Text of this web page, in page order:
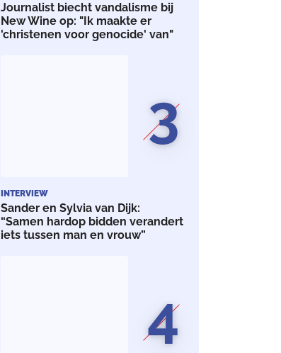
Journalist biecht vandalisme bij
New Wine op: "Ik maakte er
'christenen voor genocide' van"
3
INTERVIEW
Sander en Sylvia van Dijk:
“Samen hardop bidden verandert
iets tussen man en vrouw”
4